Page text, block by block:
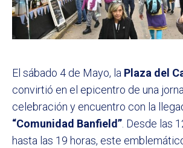
El sábado 4 de Mayo, la Plaza del
convirtió en el epicentro de una
celebración y encuentro con la
“Comunidad Banfield”. Desde las
hasta las 19 horas, este